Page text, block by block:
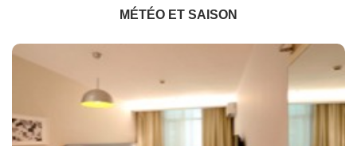
MÉTÉO ET SAISON